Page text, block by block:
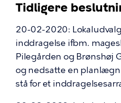
Tidligere
20-02-2020:
inddragelse ifbm.
Pilegården og Brønshøj
og nedsatte en
stå for et